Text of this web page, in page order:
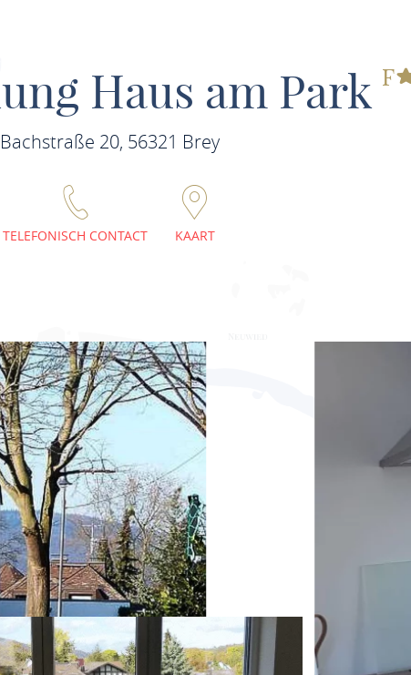
Haus am Park F
Bachstraße 20, 56321 Brey
TELEFONISCH CONTACT KAART